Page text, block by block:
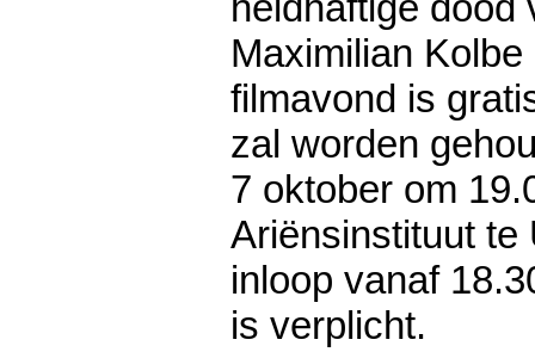
Maximilian
filmavond is
zal worden
7 oktober om
Ariënsinstituut te
inloop vanaf
is verplicht.